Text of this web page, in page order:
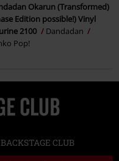
Okarun (Transformed)
Edition possible!) Vinyl
2100
Dandadan
Pop!
CLUB